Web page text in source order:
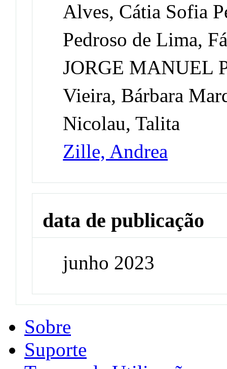
Alves, Cátia Sofia
Pedroso de Lima,
JORGE MANUEL
Vieira, Bárbara
Nicolau, Talita
Zille, Andrea
data de publicação
junho 2023
Sobre
Suporte